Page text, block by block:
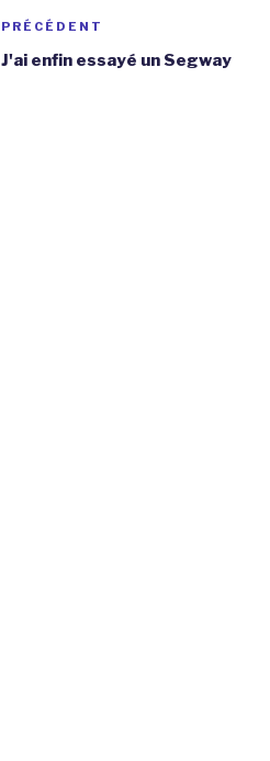
Navigation
de
Article
précédent
PRÉCÉDENT
J'ai enfin essayé un Segway